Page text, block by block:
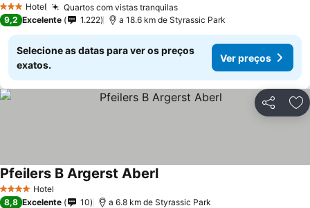
3 EstrelasHotel Quartos com vistas tranquilas
9,2 Excelente 1.222 a 18.6 km de Styrassic Park
Selecione as datas para ver os preços
exatos.
Ver preços
Partilhar
4 EstrelasHotel
Pfeilers B Argerst Aberl
8,8 Excelente 10 a 6.8 km de Styrassic Park